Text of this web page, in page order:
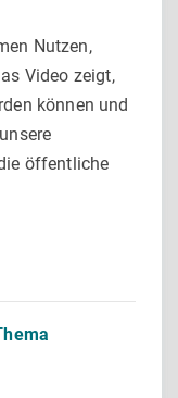
Nutzen,
Video zeigt,
können und
öffentliche